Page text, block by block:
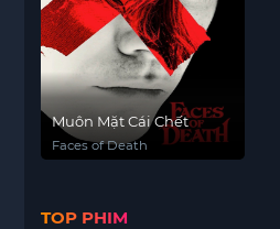
Muôn Mặt Cái Chết
Faces of Death
TOP PHIM